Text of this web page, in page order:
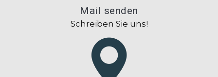
Mail senden
Schreiben Sie uns!